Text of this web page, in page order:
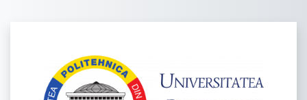
Connexion à